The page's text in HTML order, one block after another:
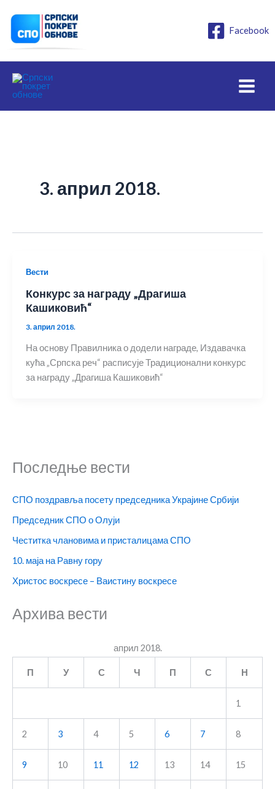
садржај
Facebook
3. април 2018.
Вести
Конкурс за награду „Драгиша
Кашиковић“
3. април 2018.
На основу Правилника о додели награде, Издавачка
кућа „Српска реч“ расписује Традиционални конкурс
за награду „Драгиша Кашиковић“
Последње вести
СПО поздравља посету председника Украјине Србији
Председник СПО о Олуји
Честитка члановима и присталицама СПО
10. маја на Равну гору
Христос воскресе – Ваистину воскресе
Архива вести
април 2018.
П У С Ч П С Н
1
2 3 4 5 6 7 8
9 10 11 12 13 14 15